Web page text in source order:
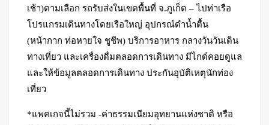
เช้า)ตามเลือก รถรับส่งในเขตพื้นที่ จ.ภูเก็ต – ไปท่าเรือ
โปรแกรมเดินทางโดยเรือใหญ่ อุปกรณ์ดำน้ำตื้น
(หน้ากาก ท่อหายใจ ชูชีพ) บริการอาหาร กลางวันวันเดิน
ทางเที่ยว และเครื่องดื่มตลอดการเดินทาง มีไกด์คอยดูแล
และให้ข้อมูลตลอดการเดินทาง ประกันอุบัติเหตุนักท่อง
เที่ยว
*แพคเกจนี้ไม่รวม -ค่าธรรมเนียมอุทยานแห่งชาติ หรือ